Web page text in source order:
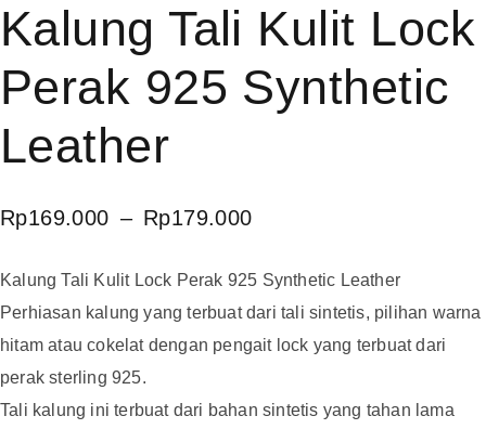
Kalung Tali Kulit Lock
Perak 925 Synthetic
Leather
Rp169.000 – Rp179.000
Kalung Tali Kulit Lock Perak 925 Synthetic Leather
Perhiasan kalung yang terbuat dari tali sintetis, pilihan warna
hitam atau cokelat dengan pengait lock yang terbuat dari
perak sterling 925.
Tali kalung ini terbuat dari bahan sintetis yang tahan lama